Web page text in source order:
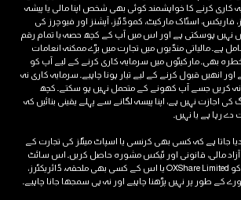
کرنے کا خواہشمند کوئی بھی شخص اپنا مالی یا پیشہ
فاریکس، اسٹاک مارکیٹ، کموڈٹیز، آپشنز اور فیوچرز کی
نہیں ہوسکتی ہے اور اس میں آپ کے کچھ حصہ یا تمام رقم
ہے۔ مالیاتی منڈیوں میں تجارت میں بڑے ممکنہ انعامات
خطرہ بھی۔ مارکیٹوں میں سرمایہ کاری کرنے کے لیے آپ کو
انھیں قبول کرنے کے لیے تیار ہونا چاہیے۔ سرمایہ کاری نہ
کریں جسے آپ کھونے کے متحمل نہیں ہو سکتے۔ کچھ
اجازت نہیں ہے، اپنا پیسہ لگانے سے پہلے یقینی بنائیں کہ
رہا ہے یا نہیں۔
ہے کہ کسی بھی کرنسی یا اسپاٹ میٹلز کی تجارت کے
مالی، قانونی اور ٹیکس مشورہ حاصل کریں۔ اس سائٹ
میں موجود کسی بھی چیز کو OXShare Limited یا اس کے کسی بھی ملحقہ، ڈائریکٹرز،
کے طور پر نہیں پڑھنا چاہیے اور نہ ہی سمجھا جانا چاہیے۔